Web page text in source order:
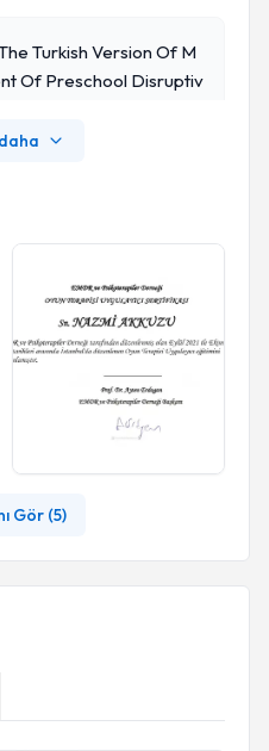
Turkish Version Of M
Of Preschool Disruptiv
Gör (5)